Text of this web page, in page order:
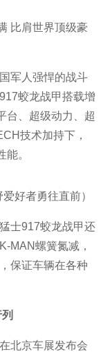
比肩世界顶级豪
军人强悍的战斗
蛟龙战甲搭载增
台、超级动力、超
技术加持下，
能。
好者勇往直前）
士917蛟龙战甲还
MAN螺簧氮减，
保证车辆在各种
北京车展发布会